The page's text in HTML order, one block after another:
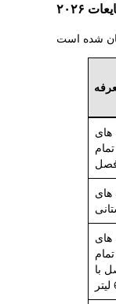
تقویم و غیره
۲۰۲۶
های
تمام
های
های
تمام
با